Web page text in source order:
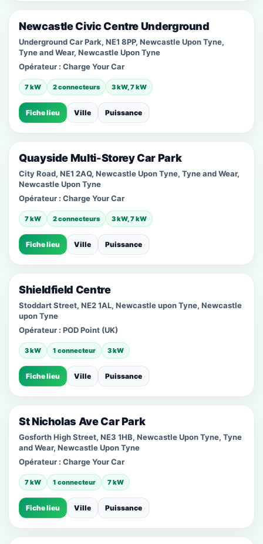
Newcastle Civic Centre Underground
Underground Car Park, NE1 8PP, Newcastle Upon Tyne,
Tyne and Wear, Newcastle Upon Tyne
Opérateur : Charge Your Car
7 kW 2 connecteurs 3 kW, 7 kW
Fiche lieu Ville Puissance
Quayside Multi-Storey Car Park
City Road, NE1 2AQ, Newcastle Upon Tyne, Tyne and Wear,
Newcastle Upon Tyne
Opérateur : Charge Your Car
7 kW 2 connecteurs 3 kW, 7 kW
Fiche lieu Ville Puissance
Shieldfield Centre
Stoddart Street, NE2 1AL, Newcastle upon Tyne, Newcastle
upon Tyne
Opérateur : POD Point (UK)
3 kW 1 connecteur 3 kW
Fiche lieu Ville Puissance
St Nicholas Ave Car Park
Gosforth High Street, NE3 1HB, Newcastle Upon Tyne, Tyne
and Wear, Newcastle Upon Tyne
Opérateur : Charge Your Car
7 kW 1 connecteur 7 kW
Fiche lieu Ville Puissance